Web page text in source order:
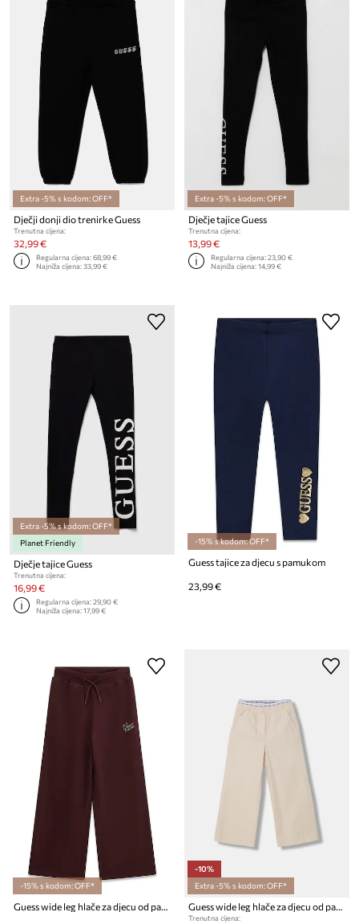
Extra -5% s kodom: OFF*
Dječji donji dio trenirke Guess
Trenutna cijena:
32,99 €
Regularna cijena:68,99 €
Najniža cijena:33,99 €
Extra -5% s kodom: OFF*
Dječje tajice Guess
Trenutna cijena:
13,99 €
Regularna cijena:23,90 €
Najniža cijena:14,99 €
Extra -5% s kodom: OFF*
Planet Friendly
Dječje tajice Guess
Trenutna cijena:
16,99 €
Regularna cijena:29,90 €
Najniža cijena:17,99 €
-15% s kodom: OFF*
Guess tajice za djecu s pamukom
23,99 €
-15% s kodom: OFF*
Guess wide leg hlače za djecu od pamuka
-10%
Extra -5% s kodom: OFF*
Guess wide leg hlače za djecu od pamuka
Trenutna cijena: